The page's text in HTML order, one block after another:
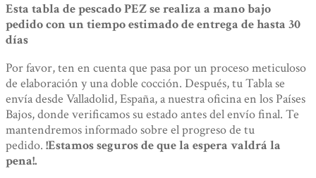
Esta tabla de pescado PEZ se realiza a mano bajo
pedido con un tiempo estimado de entrega de hasta 30
días
Por favor, ten en cuenta que pasa por un proceso meticuloso
de elaboración y una doble cocción. Después, tu Tabla se
envía desde Valladolid, España, a nuestra oficina en los Países
Bajos, donde verificamos su estado antes del envío final. Te
mantendremos informado sobre el progreso de tu
pedido. !Estamos seguros de que la espera valdrá la
pena!.